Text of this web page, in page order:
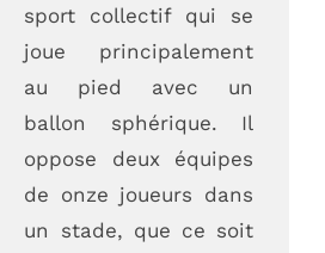
sport collectif qui se
joue principalement
au pied avec un
ballon sphérique. Il
oppose deux équipes
de onze joueurs dans
un stade, que ce soit
Nous écrire